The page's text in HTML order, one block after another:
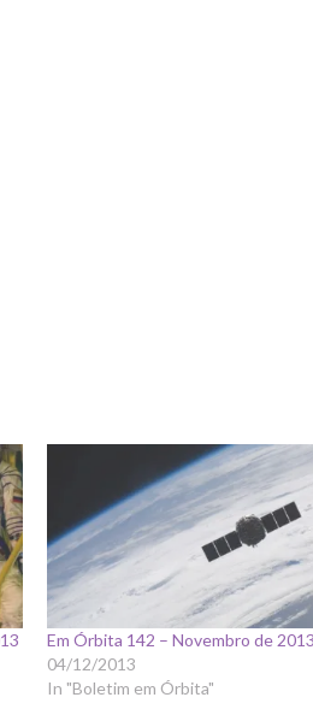
Em Órbita 142 – Novembro de
04/12/2013
In "Boletim em Órbita"